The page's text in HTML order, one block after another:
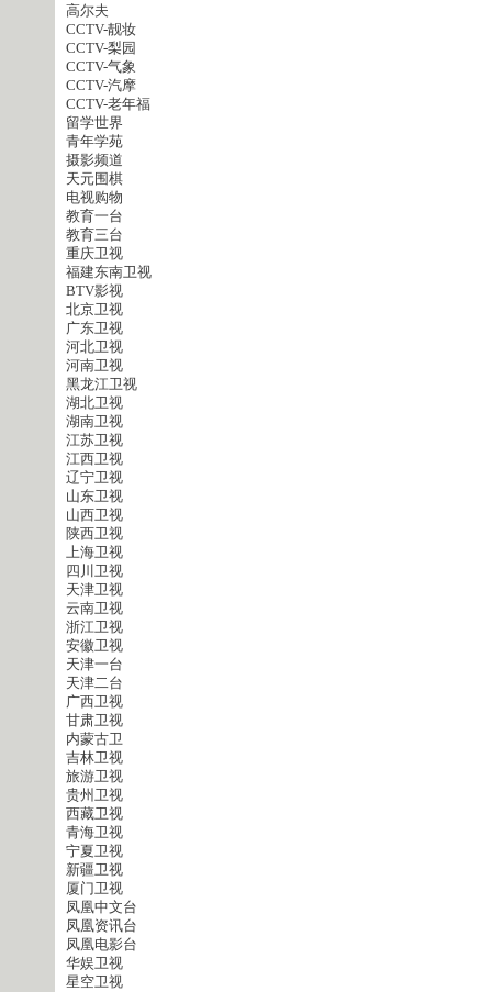
高尔夫
CCTV-靓妆
CCTV-梨园
CCTV-气象
CCTV-汽摩
CCTV-老年福
留学世界
青年学苑
摄影频道
天元围棋
电视购物
教育一台
教育三台
重庆卫视
福建东南卫视
BTV影视
北京卫视
广东卫视
河北卫视
河南卫视
黑龙江卫视
湖北卫视
湖南卫视
江苏卫视
江西卫视
辽宁卫视
山东卫视
山西卫视
陕西卫视
上海卫视
四川卫视
天津卫视
云南卫视
浙江卫视
安徽卫视
天津一台
天津二台
广西卫视
甘肃卫视
内蒙古卫
吉林卫视
旅游卫视
贵州卫视
西藏卫视
青海卫视
宁夏卫视
新疆卫视
厦门卫视
凤凰中文台
凤凰资讯台
凤凰电影台
华娱卫视
星空卫视